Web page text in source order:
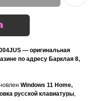
— оригинальная
по адресу Барклая 8,
Windows 11 Home,
русской клавиатуры,